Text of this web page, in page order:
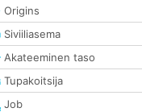
Origins
Siviiliasema
Akateeminen taso
Tupakoitsija
Job